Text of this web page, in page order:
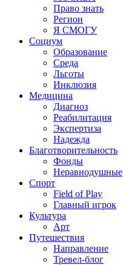
Право знать
Регион
Я СМОГУ
Социум
Образование
Среда
Льготы
Инклюзия
Медицина
Диагноз
Реабилитация
Экспертиза
Надежда
Благотворительность
Фонды
Неравнодушные
Спорт
Field of Play
Главный игрок
Культура
Арт
Путешествия
Направление
Тревел-блог